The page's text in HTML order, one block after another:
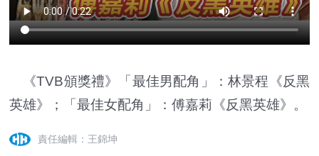
《TVB頒獎禮》「最佳男配角」：林景程《反黑
英雄》；「最佳女配角」：傅嘉莉《反黑英雄》。
責任編輯：王錦坤